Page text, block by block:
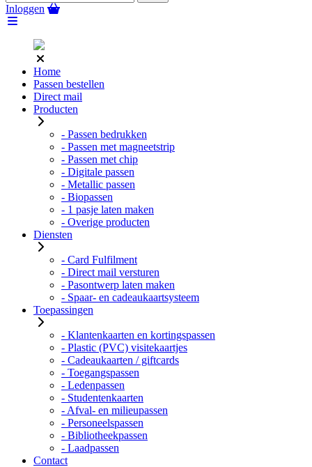
Inloggen
Home
Passen bestellen
Direct mail
Producten
- Passen bedrukken
- Passen met magneetstrip
- Passen met chip
- Digitale passen
- Metallic passen
- Biopassen
- 1 pasje laten maken
- Overige producten
Diensten
- Card Fulfilment
- Direct mail versturen
- Pasontwerp laten maken
- Spaar- en cadeaukaartsysteem
Toepassingen
- Klantenkaarten en kortingspassen
- Plastic (PVC) visitekaartjes
- Cadeaukaarten / giftcards
- Toegangspassen
- Ledenpassen
- Studentenkaarten
- Afval- en milieupassen
- Personeelspassen
- Bibliotheekpassen
- Laadpassen
Contact